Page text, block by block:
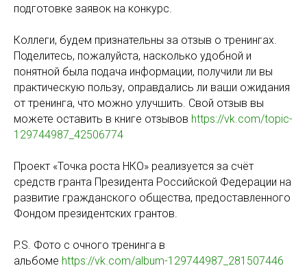
подготовке заявок на конкурс.
Коллеги, будем признательны за отзыв о тренингах.
Поделитесь, пожалуйста, насколько удобной и
понятной была подача информации, получили ли вы
практическую пользу, оправдались ли ваши ожидания
от тренинга, что можно улучшить. Свой отзыв вы
можете оставить в книге отзывов https://vk.com/topic-
129744987_42506774
Проект «Точка роста НКО» реализуется за счёт
средств гранта Президента Российской Федерации на
развитие гражданского общества, предоставленного
Фондом президентских грантов.
P.S. Фото с очного тренинга в
альбоме https://vk.com/album-129744987_281507446